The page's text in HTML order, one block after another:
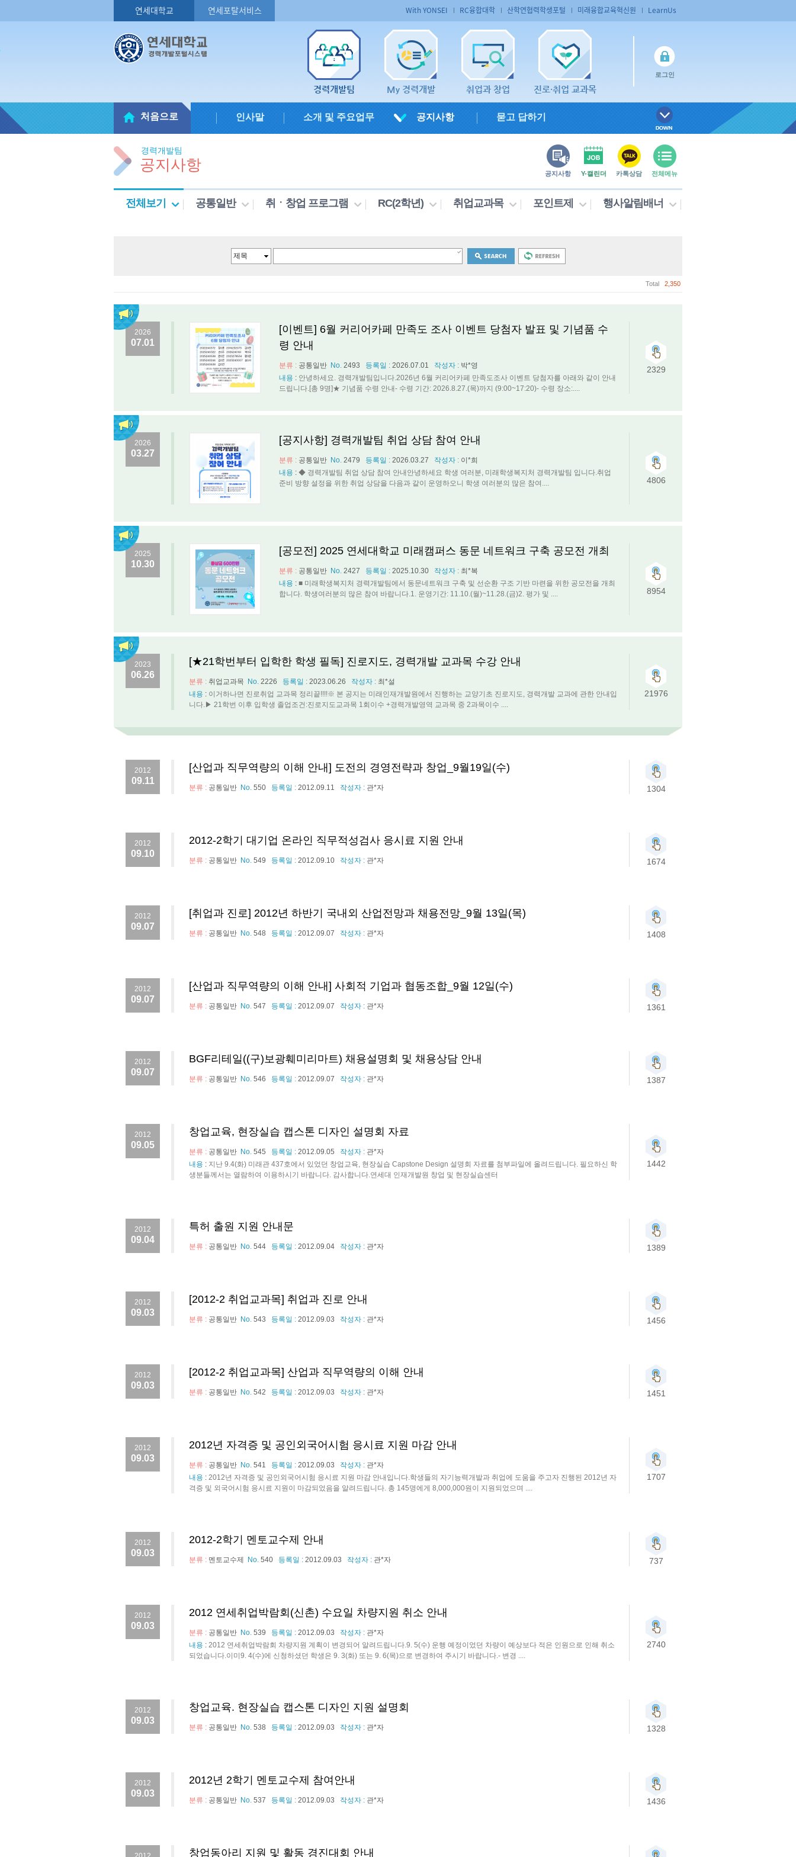
연세대학교 연세포탈서비스 LearnUs
미래융합교육혁신원
산학연협력학생포털
RC융합대학
With YONSEI
로그인
진로·취업 교과목
취업과 창업
My 경력개발
경력개발팀
처음으로 인사말 소개 및 주요업무 공지사항 묻고 답하기
경력개발팀
공지사항 전체메뉴
카톡상담
Y-캘린더
공지사항
전체보기 공통일반 취ㆍ창업 프로그램 RC(2학년) 취업교과목 포인트제 행사알림배너
Total 2,350
2026
07.01
[이벤트] 6월 커리어카페 만족도 조사 이벤트 당첨자 발표 및 기념품 수
령 안내
분류 : 공통일반 No. 2493 등록일 : 2026.07.01 작성자 : 박*영
내용 : 안녕하세요. 경력개발팀입니다.2026년 6월 커리어카페 만족도조사 이벤트 당첨자를 아래와 같이 안내
드립니다.[총 9명]★ 기념품 수령 안내- 수령 기간: 2026.8.27.(목)까지 (9:00~17:20)- 수령 장소:....
2329
2026
03.27
[공지사항] 경력개발팀 취업 상담 참여 안내
분류 : 공통일반 No. 2479 등록일 : 2026.03.27 작성자 : 이*희
내용 : ◆ 경력개발팀 취업 상담 참여 안내안녕하세요 학생 여러분, 미래학생복지처 경력개발팀 입니다.취업
준비 방향 설정을 위한 취업 상담을 다음과 같이 운영하오니 학생 여러분의 많은 참여....
4806
2025
10.30
[공모전] 2025 연세대학교 미래캠퍼스 동문 네트워크 구축 공모전 개최
분류 : 공통일반 No. 2427 등록일 : 2025.10.30 작성자 : 최*복
내용 : ■ 미래학생복지처 경력개발팀에서 동문네트워크 구축 및 선순환 구조 기반 마련을 위한 공모전을 개최
합니다. 학생여러분의 많은 참여 바랍니다.1. 운영기간: 11.10.(월)~11.28.(금)2. 평가 및 ....
8954
2023
06.26
[★21학번부터 입학한 학생 필독] 진로지도, 경력개발 교과목 수강 안내
분류 : 취업교과목 No. 2226 등록일 : 2023.06.26 작성자 : 최*설
내용 : 이거하나면 진로취업 교과목 정리끝!!!!※ 본 공지는 미래인재개발원에서 진행하는 교양기초 진로지도, 경력개발 교과에 관한 안내입
니다.▶ 21학번 이후 입학생 졸업조건:진로지도교과목 1회이수 +경력개발영역 교과목 중 2과목이수 ....
21976
2012
09.11
[산업과 직무역량의 이해 안내] 도전의 경영전략과 창업_9월19일(수)
분류 : 공통일반 No. 550 등록일 : 2012.09.11 작성자 : 관*자 1304
2012
09.10
2012-2학기 대기업 온라인 직무적성검사 응시료 지원 안내
분류 : 공통일반 No. 549 등록일 : 2012.09.10 작성자 : 관*자 1674
2012
09.07
[취업과 진로] 2012년 하반기 국내외 산업전망과 채용전망_9월 13일(목)
분류 : 공통일반 No. 548 등록일 : 2012.09.07 작성자 : 관*자 1408
2012
09.07
[산업과 직무역량의 이해 안내] 사회적 기업과 협동조합_9월 12일(수)
분류 : 공통일반 No. 547 등록일 : 2012.09.07 작성자 : 관*자 1361
2012
09.07
BGF리테일((구)보광훼미리마트) 채용설명회 및 채용상담 안내
분류 : 공통일반 No. 546 등록일 : 2012.09.07 작성자 : 관*자 1387
2012
09.05
창업교육, 현장실습 캡스톤 디자인 설명회 자료
분류 : 공통일반 No. 545 등록일 : 2012.09.05 작성자 : 관*자
내용 : 지난 9.4(화) 미래관 437호에서 있었던 창업교육, 현장실습 Capstone Design 설명회 자료를 첨부파일에 올려드립니다. 필요하신 학
생분들께서는 열람하여 이용하시기 바랍니다. 감사합니다.연세대 인재개발원 창업 및 현장실습센터
1442
2012
09.04
특허 출원 지원 안내문
분류 : 공통일반 No. 544 등록일 : 2012.09.04 작성자 : 관*자 1389
2012
09.03
[2012-2 취업교과목] 취업과 진로 안내
분류 : 공통일반 No. 543 등록일 : 2012.09.03 작성자 : 관*자 1456
2012
09.03
[2012-2 취업교과목] 산업과 직무역량의 이해 안내
분류 : 공통일반 No. 542 등록일 : 2012.09.03 작성자 : 관*자 1451
2012
09.03
2012년 자격증 및 공인외국어시험 응시료 지원 마감 안내
분류 : 공통일반 No. 541 등록일 : 2012.09.03 작성자 : 관*자
내용 : 2012년 자격증 및 공인외국어시험 응시료 지원 마감 안내입니다.학생들의 자기능력개발과 취업에 도움을 주고자 진행된 2012년 자
격증 및 외국어시험 응시료 지원이 마감되었음을 알려드립니다. 총 145명에게 8,000,000원이 지원되었으며 ....
1707
2012
09.03
2012-2학기 멘토교수제 안내
분류 : 멘토교수제 No. 540 등록일 : 2012.09.03 작성자 : 관*자 737
2012
09.03
2012 연세취업박람회(신촌) 수요일 차량지원 취소 안내
분류 : 공통일반 No. 539 등록일 : 2012.09.03 작성자 : 관*자
내용 : 2012 연세취업박람회 차량지원 계획이 변경되어 알려드립니다.9. 5(수) 운행 예정이었던 차량이 예상보다 적은 인원으로 인해 취소
되었습니다.이미9. 4(수)에 신청하셨던 학생은 9. 3(화) 또는 9. 6(목)으로 변경하여 주시기 바랍니다.- 변경 ....
2740
2012
09.03
창업교육. 현장실습 캡스톤 디자인 지원 설명회
분류 : 공통일반 No. 538 등록일 : 2012.09.03 작성자 : 관*자 1328
2012
09.03
2012년 2학기 멘토교수제 참여안내
분류 : 공통일반 No. 537 등록일 : 2012.09.03 작성자 : 관*자 1436
창업동아리 지원 및 활동 경진대회 안내